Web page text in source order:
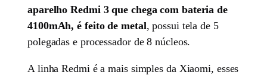
aparelho Redmi 3 que chega com bateria de
4100mAh, é feito de metal, possui tela de 5
polegadas e processador de 8 núcleos.
A linha Redmi é a mais simples da Xiaomi, esses